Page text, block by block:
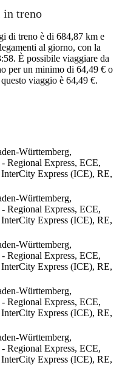
in treno
di treno è di 684,87 km e
al giorno, con la
È possibile viaggiare da
per un minimo di 64,49 € o
viaggio è 64,49 €.
Württemberg,
Regional Express, ECE,
Express (ICE), RE,
Württemberg,
Regional Express, ECE,
Express (ICE), RE,
Württemberg,
Regional Express, ECE,
Express (ICE), RE,
Württemberg,
Regional Express, ECE,
Express (ICE), RE,
Württemberg,
Regional Express, ECE,
Express (ICE), RE,